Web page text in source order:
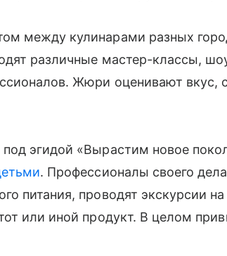
между кулинарами разных
различные мастер-классы,
Жюри оценивают вкус,
эгидой «Вырастим новое
. Профессионалы своего
питания, проводят экскурсии
или иной продукт. В целом